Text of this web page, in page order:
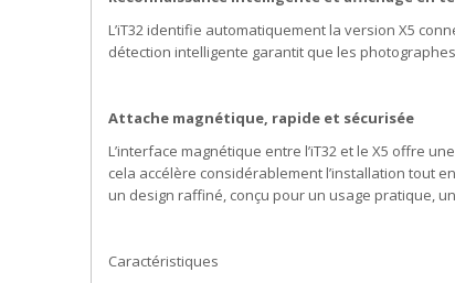
L’iT32 identifie automatiquement la version X5
détection intelligente garantit que les
Attache magnétique, rapide et sécurisée
L’interface magnétique entre l’iT32 et le X5 offre
cela accélère considérablement l’installation tout
un design raffiné, conçu pour un usage pratique,
Caractéristiques